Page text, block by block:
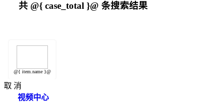
共 @{ case_total }@ 条搜索结果
@{ item.name }@
取 消
视频中心